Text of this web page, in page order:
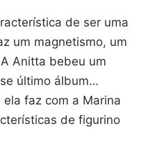
de ser uma
um magnetismo, um
Anitta bebeu um
último álbum…
faz com a Marina
de figurino